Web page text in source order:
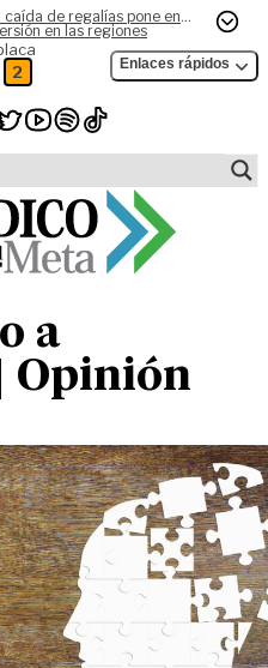
de regalías pone en
en las regiones
2 Enlaces rápidos
a
Opinión